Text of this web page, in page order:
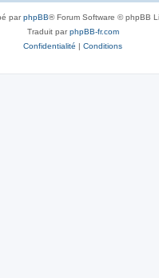
parphpBB® Forum Software © phpBB
Traduit parphpBB-fr.com
Confidentialité | Conditions